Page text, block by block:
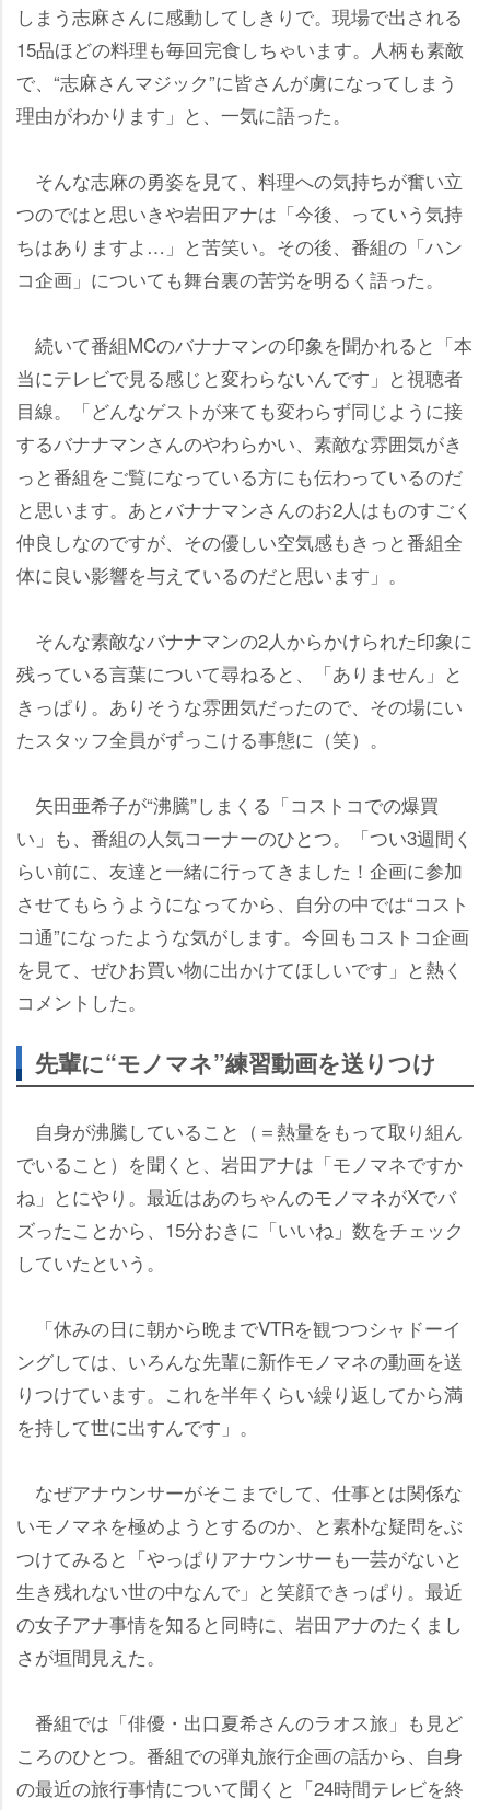
しまう志麻さんに感動してしきりで。現場で出される
15品ほどの料理も毎回完食しちゃいます。人柄も素敵
で、“志麻さんマジック”に皆さんが虜になってしまう
理由がわかります」と、一気に語った。
そんな志麻の勇姿を見て、料理への気持ちが奮い立
つのではと思いきや岩田アナは「今後、っていう気持
ちはありますよ…」と苦笑い。その後、番組の「ハン
コ企画」についても舞台裏の苦労を明るく語った。
続いて番組MCのバナナマンの印象を聞かれると「本
当にテレビで見る感じと変わらないんです」と視聴者
目線。「どんなゲストが来ても変わらず同じように接
するバナナマンさんのやわらかい、素敵な雰囲気がき
っと番組をご覧になっている方にも伝わっているのだ
と思います。あとバナナマンさんのお2人はものすごく
仲良しなのですが、その優しい空気感もきっと番組全
体に良い影響を与えているのだと思います」。
そんな素敵なバナナマンの2人からかけられた印象に
残っている言葉について尋ねると、「ありません」と
きっぱり。ありそうな雰囲気だったので、その場にい
たスタッフ全員がずっこける事態に（笑）。
矢田亜希子が“沸騰”しまくる「コストコでの爆買
い」も、番組の人気コーナーのひとつ。「つい3週間く
らい前に、友達と一緒に行ってきました！企画に参加
させてもらうようになってから、自分の中では“コスト
コ通”になったような気がします。今回もコストコ企画
を見て、ぜひお買い物に出かけてほしいです」と熱く
コメントした。
先輩に“モノマネ”練習動画を送りつけ
自身が沸騰していること（＝熱量をもって取り組ん
でいること）を聞くと、岩田アナは「モノマネですか
ね」とにやり。最近はあのちゃんのモノマネがXでバ
ズったことから、15分おきに「いいね」数をチェック
していたという。
「休みの日に朝から晩までVTRを観つつシャドーイ
ングしては、いろんな先輩に新作モノマネの動画を送
りつけています。これを半年くらい繰り返してから満
を持して世に出すんです」。
なぜアナウンサーがそこまでして、仕事とは関係な
いモノマネを極めようとするのか、と素朴な疑問をぶ
つけてみると「やっぱりアナウンサーも一芸がないと
生き残れない世の中なんで」と笑顔できっぱり。最近
の女子アナ事情を知ると同時に、岩田アナのたくまし
さが垣間見えた。
番組では「俳優・出口夏希さんのラオス旅」も見ど
ころのひとつ。番組での弾丸旅行企画の話から、自身
の最近の旅行事情について聞くと「24時間テレビを終